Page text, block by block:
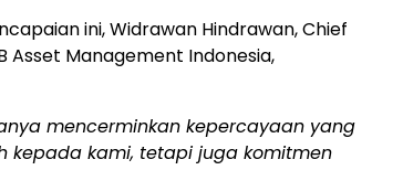
ini, Widrawan Hindrawan, Chief
Asset Management Indonesia,
mencerminkan kepercayaan yang
kepada kami, tetapi juga komitmen